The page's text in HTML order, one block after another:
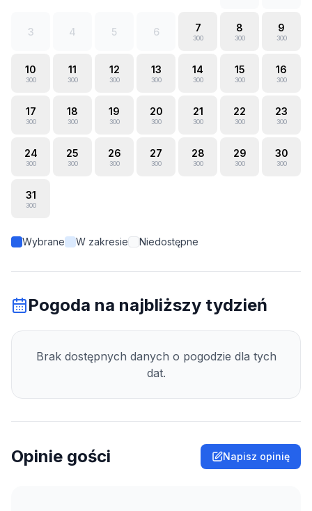
3 4 5 6 7
300
8
300
9
300
10
300
11
300
12
300
13
300
14
300
15
300
16
300
17
300
18
300
19
300
20
300
21
300
22
300
23
300
24
300
25
300
26
300
27
300
28
300
29
300
30
300
31
300
Wybrane W zakresie Niedostępne
Pogoda na najbliższy tydzień
Brak dostępnych danych o pogodzie dla tych
dat.
Opinie gości Napisz opinię